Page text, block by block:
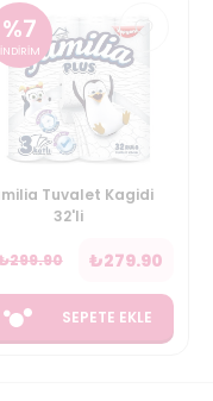
%7
İNDİRİM
Tuvalet Kagidi
32'li
299.90 ₺279.90
SEPETE EKLE